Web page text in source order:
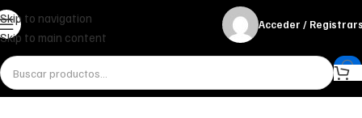
Skip to navigation
Skip to main content
Acceder /
InicioMiscelánea - otrosOtrosFILTRO DE AIRE AK 371/8 FILTRON